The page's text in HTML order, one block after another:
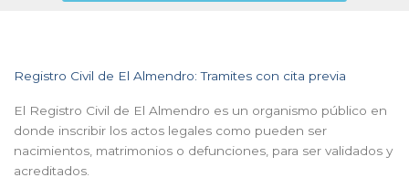
Registro Civil de El Almendro: Tramites con cita previa
El Registro Civil de El Almendro es un organismo público en
donde inscribir los actos legales como pueden ser
nacimientos, matrimonios o defunciones, para ser validados y
acreditados.